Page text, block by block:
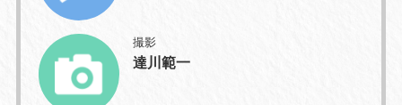
撮影
達川範一